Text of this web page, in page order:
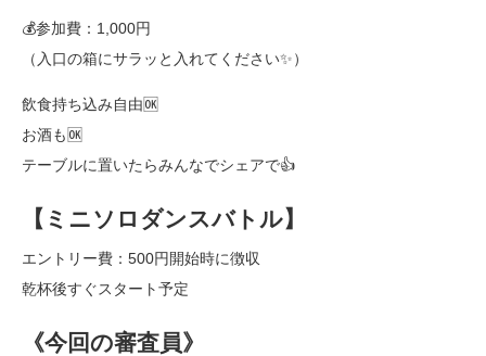
💰参加費：1,000円
（入口の箱にサラッと入れてください✨）
飲食持ち込み自由🆗
お酒も🆗
テーブルに置いたらみんなでシェアで👍
【ミニソロダンスバトル】
エントリー費：500円開始時に徴収
乾杯後すぐスタート予定
《今回の審査員》